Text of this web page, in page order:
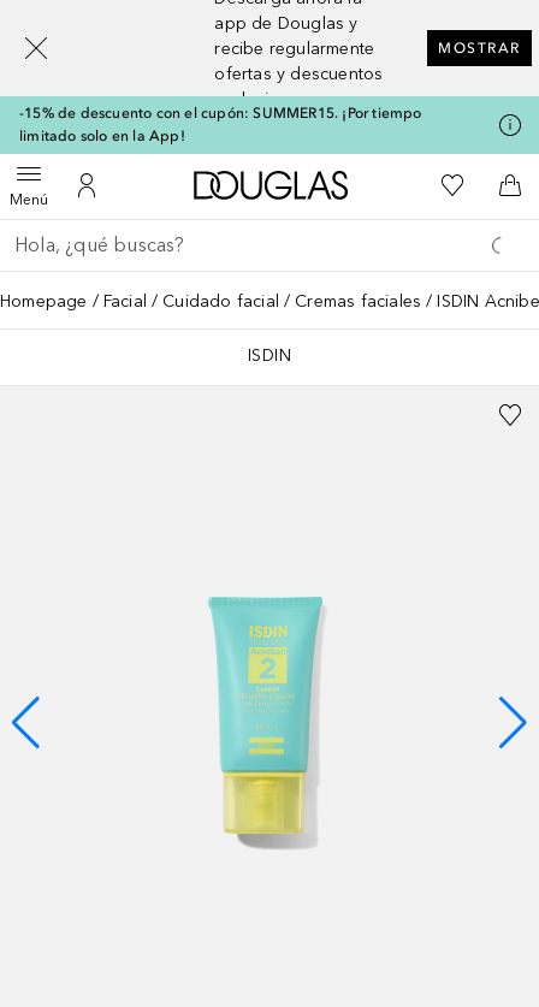
app de Douglas y
recibe regularmente
ofertas y descuentos
exclusivos
MOSTRAR
-15% de descuento con el cupón: SUMMER15. ¡Por tiempo
limitado solo en la App!
MenúAbrir menúMi cuenta
A Douglas HomeMi lista de
A
Regresar
Ejecutar búsqueda
Homepage Facial Cuidado facial Cremas faciales ISDIN
ISDIN
[navigation.slideout.screenreader]